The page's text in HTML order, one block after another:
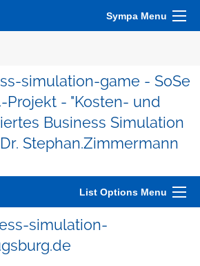
Sympa Menu
simulation-game - SoSe
Projekt - "Kosten- und
Business Simulation
Stephan.Zimmermann
List Options Menu
simulation-